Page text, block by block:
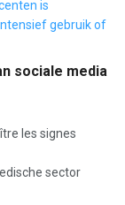
sociale media
sector